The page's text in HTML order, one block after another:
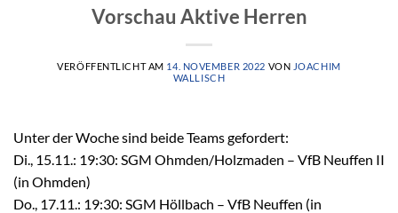
Vorschau Aktive Herren
VERÖFFENTLICHT AM 14. NOVEMBER 2022 VON JOACHIM
WALLISCH
Unter der Woche sind beide Teams gefordert:
Di., 15.11.: 19:30: SGM Ohmden/Holzmaden – VfB Neuffen II
(in Ohmden)
Do., 17.11.: 19:30: SGM Höllbach – VfB Neuffen (in